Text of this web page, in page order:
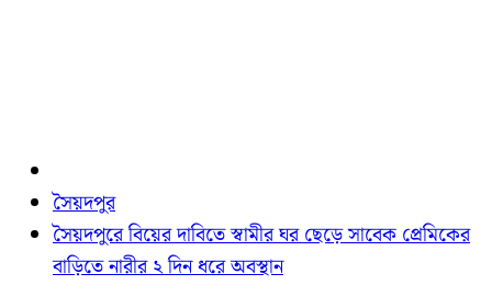
সৈয়দপুর
সৈয়দপুরে বিয়ের দাবিতে স্বামীর ঘর ছেড়ে সাবেক প্রেমিকের
বাড়িতে নারীর ২ দিন ধরে অবস্থান